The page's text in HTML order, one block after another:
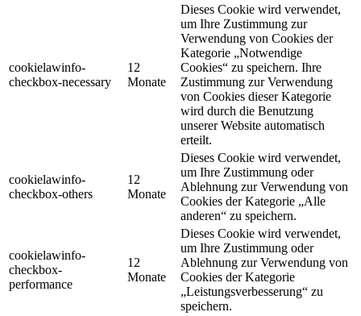
cookielawinfo-
checkbox-necessary
12
Monate
Dieses Cookie wird verwendet,
um Ihre Zustimmung zur
Verwendung von Cookies der
Kategorie „Notwendige
Cookies“ zu speichern. Ihre
Zustimmung zur Verwendung
von Cookies dieser Kategorie
wird durch die Benutzung
unserer Website automatisch
erteilt.
cookielawinfo-
checkbox-others
12
Monate
Dieses Cookie wird verwendet,
um Ihre Zustimmung oder
Ablehnung zur Verwendung von
Cookies der Kategorie „Alle
anderen“ zu speichern.
cookielawinfo-
checkbox-
performance
12
Monate
Dieses Cookie wird verwendet,
um Ihre Zustimmung oder
Ablehnung zur Verwendung von
Cookies der Kategorie
„Leistungsverbesserung“ zu
speichern.